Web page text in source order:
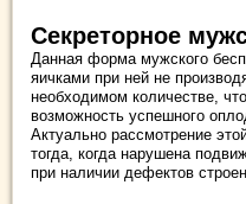
Секреторное
Данная форма мужского
яичками при ней не
необходимом количестве,
возможность успешного
Актуально рассмотрение
тогда, когда нарушена
при наличии дефектов